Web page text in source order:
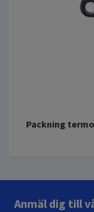
Packning
Anmäl dig till